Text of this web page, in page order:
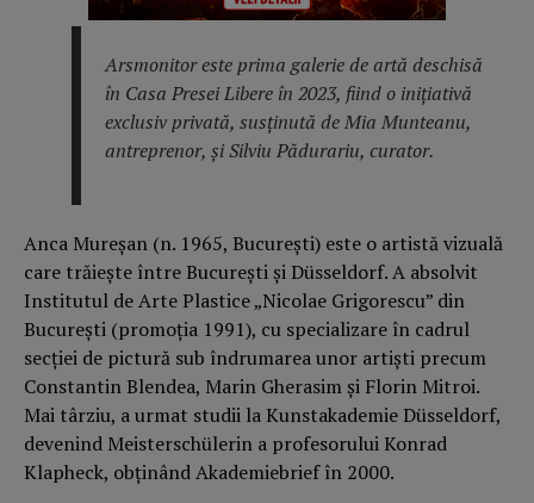
Arsmonitor este prima galerie de artă deschisă
în Casa Presei Libere în 2023, fiind o inițiativă
exclusiv privată, susținută de Mia Munteanu,
antreprenor, și Silviu Pădurariu, curator.
Anca Mureșan (n. 1965, București) este o artistă vizuală
care trăiește între București și Düsseldorf. A absolvit
Institutul de Arte Plastice „Nicolae Grigorescu” din
București (promoția 1991), cu specializare în cadrul
secției de pictură sub îndrumarea unor artiști precum
Constantin Blendea, Marin Gherasim și Florin Mitroi.
Mai târziu, a urmat studii la Kunstakademie Düsseldorf,
devenind Meisterschülerin a profesorului Konrad
Klapheck, obținând Akademiebrief în 2000.